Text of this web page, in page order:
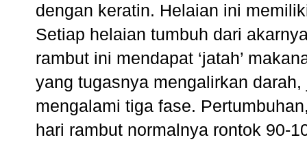
dengan keratin. Helaian ini
Setiap helaian tumbuh dari
rambut ini mendapat ‘jatah’
yang tugasnya mengalirkan
mengalami tiga fase.
hari rambut normalnya rontok 90-